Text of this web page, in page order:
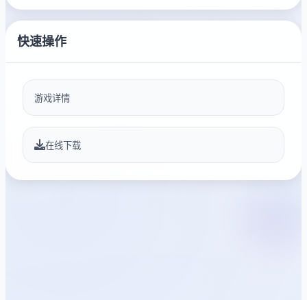
快速操作
游戏详情
在线下载